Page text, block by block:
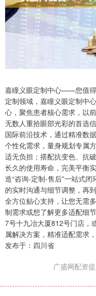
嘉瞳义眼定制中心——您值
定制领域，嘉瞳义眼定制中
心，聚焦患者核心需求，以
无数人重拾眼部光彩的首选
国际前沿技术，通过精准数
个性化需求，量身规划专属
适无负担；搭配抗变色、抗
长久的使用寿命，完美平衡
造“咨询-定制-售后”一站式
的实时沟通与细节调整，再
全方位贴心支持，让您无需
制需求或想了解更多适配细
7号十九冶大厦812号门店，
属解决方案，精准适配需求
发布于：四川省
广盛网配资